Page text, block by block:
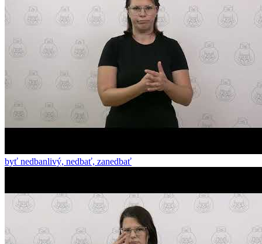
byť nedbanlivý, nedbať, zanedbať